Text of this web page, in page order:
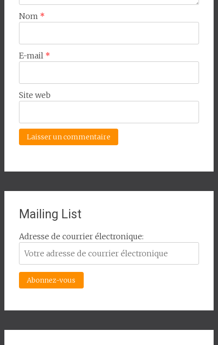
Nom *
E-mail *
Site web
Mailing List
Adresse de courrier électronique: